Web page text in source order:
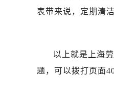
表带来说，定期清
以上就是 上海
题，可以拨打页面